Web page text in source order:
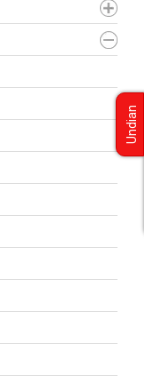
Undian